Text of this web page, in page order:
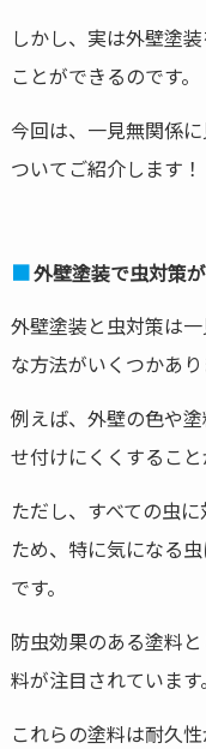
しかし、実は外壁塗
ことができるのです。
今回は、一見無関係
ついてご紹介します！
外壁塗装で虫対策
外壁塗装と虫対策は
な方法がいくつかあり
例えば、外壁の色や
せ付けにくくすること
ただし、すべての虫
ため、特に気になる
です。
防虫効果のある塗料
料が注目されています。
これらの塗料は耐久